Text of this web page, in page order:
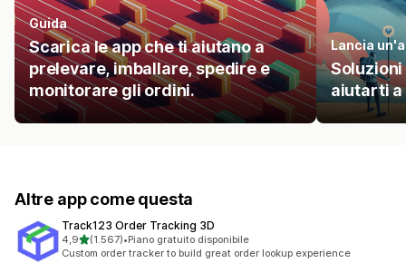
Guida
Scarica le app che ti aiutano a
prelevare, imballare, spedire e
monitorare gli ordini.
Lancia
aiutarti a
Altre app come questa
Track123 Order Tracking 3D
4,9stelle su 5
(1.567)
1567 recensioni totali
•Piano gratuito disponibile
Custom order tracker to build great order lookup experience